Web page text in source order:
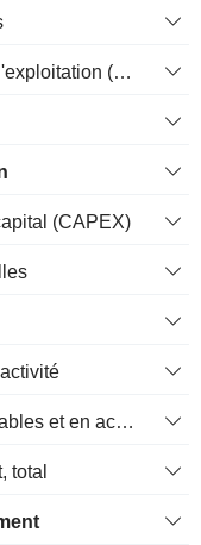
Variation des autres actifs nets d'exploitation (perçus)
(CAPEX)
Investissements en titres négociables et en actions, total
total